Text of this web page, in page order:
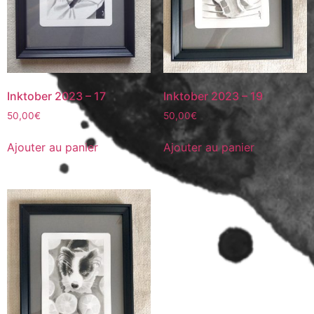
Inktober 2023 – 17
50,00€
Ajouter au panier
Inktober 2023 – 19
50,00€
Ajouter au panier